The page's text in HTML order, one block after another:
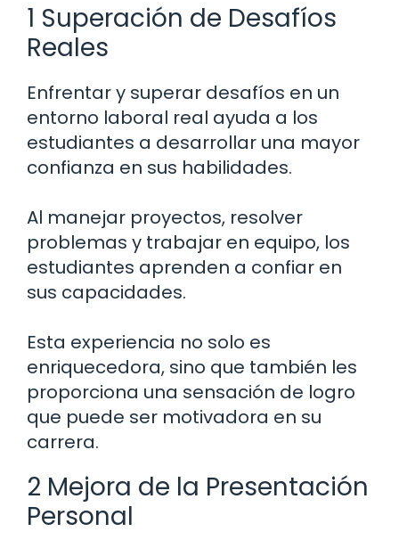
1 Superación de Desafíos
Reales
Enfrentar y superar desafíos en un
entorno laboral real ayuda a los
estudiantes a desarrollar una mayor
confianza en sus habilidades.
Al manejar proyectos, resolver
problemas y trabajar en equipo, los
estudiantes aprenden a confiar en
sus capacidades.
Esta experiencia no solo es
enriquecedora, sino que también les
proporciona una sensación de logro
que puede ser motivadora en su
carrera.
2 Mejora de la Presentación
Personal